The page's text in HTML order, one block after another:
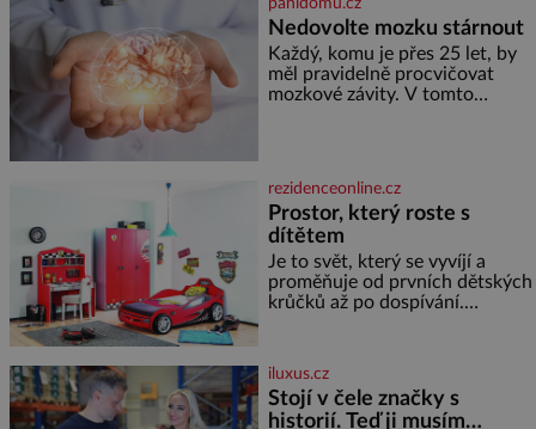
fantazii. Už odmalička milovala
svět pohádek. Každou chvilku
mi říkala, že se jí zdálo o
jednorožcích, krásných
princeznách, statečných
Nedovolte mozku stárnout
Každý, komu je přes 25 let, by
měl pravidelně procvičovat
mozkové závity. V tomto
jméno kolegy z práce. Nebo
marně v paměti lovíte název
knížky, kterou jste nedávno
přečetli. Je to opravdu tak, s
věkem jako kdyby se paměť
rozhodla stávkovat. Cvičte
rezidenceonline.cz
Prostor, který roste s
dítětem
Je to svět, který se vyvíjí a
proměňuje od prvních dětských
krůčků až po dospívání.
soustředění i odpočinek a
reaguje na každou etapu života
a specifické potřeby dítěte. Pro
nejmenší je klíčová
iluxus.cz
Stojí v čele značky s
historií. Teď ji musím